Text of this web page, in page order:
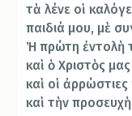
τὰ λένε οἱ
παιδιά μου, μὲ
Ἡ πρώτη ἐντολὴ
καὶ ὁ Χριστὸς
καὶ οἱ
καὶ τὴν